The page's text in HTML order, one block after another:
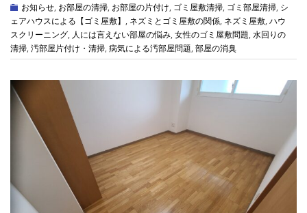
お知らせ, お部屋の清掃, お部屋の片付け, ゴミ屋敷清掃, ゴミ部屋清掃, シ
ェアハウスによる【ゴミ屋敷】 , ネズミとゴミ屋敷の関係, ネズミ屋敷, ハウ
スクリーニング, 人には言えない部屋の悩み, 女性のゴミ屋敷問題, 水回りの
清掃, 汚部屋片付け・清掃, 病気による汚部屋問題, 部屋の消臭